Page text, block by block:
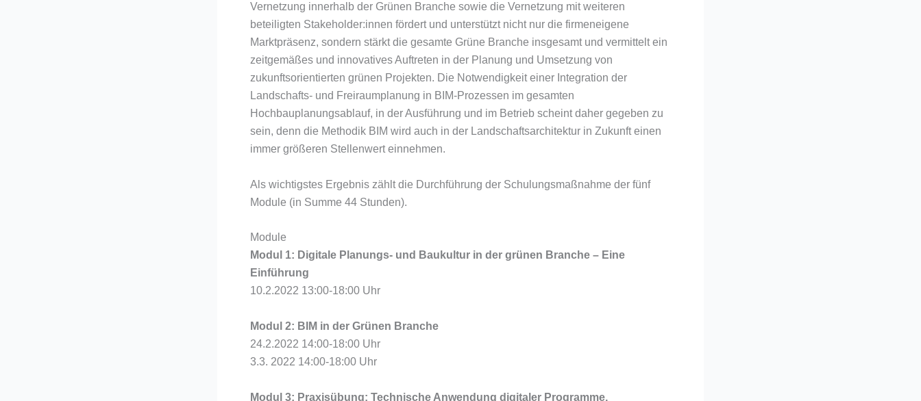
Vernetzung innerhalb der Grünen Branche sowie die Vernetzung mit weiteren
beteiligten Stakeholder:innen fördert und unterstützt nicht nur die firmeneigene
Marktpräsenz, sondern stärkt die gesamte Grüne Branche insgesamt und vermittelt ein
zeitgemäßes und innovatives Auftreten in der Planung und Umsetzung von
zukunftsorientierten grünen Projekten. Die Notwendigkeit einer Integration der
Landschafts- und Freiraumplanung in BIM-Prozessen im gesamten
Hochbauplanungsablauf, in der Ausführung und im Betrieb scheint daher gegeben zu
sein, denn die Methodik BIM wird auch in der Landschaftsarchitektur in Zukunft einen
immer größeren Stellenwert einnehmen.
Als wichtigstes Ergebnis zählt die Durchführung der Schulungsmaßnahme der fünf
Module (in Summe 44 Stunden).
Module
Modul 1: Digitale Planungs- und Baukultur in der grünen Branche – Eine
Einführung
10.2.2022 13:00-18:00 Uhr
Modul 2: BIM in der Grünen Branche
24.2.2022 14:00-18:00 Uhr
3.3. 2022 14:00-18:00 Uhr
Modul 3: Praxisübung: Technische Anwendung digitaler Programme,